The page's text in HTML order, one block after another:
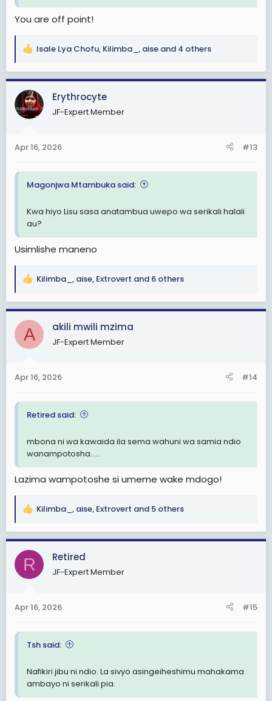
You are off point!
R
a
c
t
i
s
Isale Lya Chofu, Kilimba_ , aise and 4 others
Erythrocyte
JF-Expert Member
Apr 16, 2026 #13
Magonjwa Mtambuka said:
Kwa hiyo Lisu sasa anatambua uwepo wa serikali halali
au?
Usimlishe maneno
R
a
c
i
s
Kilimba_ , aise, Extrovert and 6 others
A akili mwili mzima
JF-Expert Member
Apr 16, 2026 #14
Retired said:
mbona ni wa kawaida ila sema wahuni wa samia ndio
wanampotosha.....
Lazima wampotoshe si umeme wake mdogo!
R
a
c
i
s
Kilimba_ , aise, Extrovert and 5 others
R Retired
JF-Expert Member
Apr 16, 2026 #15
Tsh said:
Nafikiri jibu ni ndio. La sivyo asingeiheshimu mahakama
ambayo ni serikali pia.